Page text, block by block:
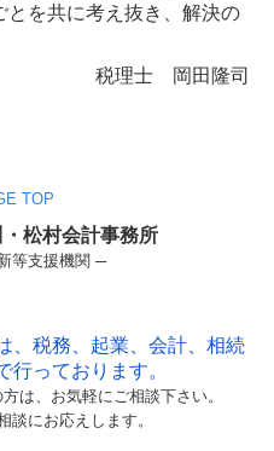
を共に考え抜き、解決の
税理士 岡田隆司
松村会計事務所
等支援機関 ─
、税務、起業、会計、相続
行っております。
は、お気軽にご相談下さい。
談にお応えします。